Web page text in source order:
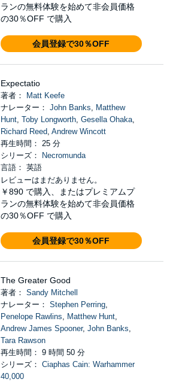
ランの無料体験を始めて非会員価格
の30％OFF で購入
会員登録で30％OFF
Expectatio
著者：
Matt Keefe
ナレーター： John Banks, Matthew
Hunt, Toby Longworth, Gesella Ohaka,
Richard Reed, Andrew Wincott
再生時間： 25 分
シリーズ：
Necromunda
言語： 英語
レビューはまだありません。
￥890 で購入、またはプレミアムプ
ランの無料体験を始めて非会員価格
の30％OFF で購入
会員登録で30％OFF
The Greater Good
著者： Sandy Mitchell
ナレーター： Stephen Perring,
Penelope Rawlins, Matthew Hunt,
Andrew James Spooner, John Banks,
Tara Rawson
再生時間： 9 時間 50 分
シリーズ： Ciaphas Cain: Warhammer
40,000